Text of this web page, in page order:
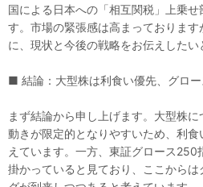
国による日本への「相互関税」上乗
す。市場の緊張感は高まっておりま
に、現状と今後の戦略をお伝えしたい
■ 結論：大型株は利食い優先、グロ
まず結論から申し上げます。大型株
動きが限定的となりやすいため、利
えています。一方、東証グロース250
掛かっていると見ており、ここから